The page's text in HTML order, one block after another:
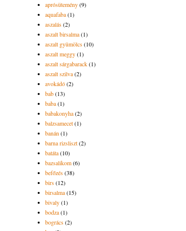
aprósütemény(9)
aquafaba(1)
aszalás(2)
aszalt birsalma(1)
aszalt gyümölcs(10)
aszalt meggy(1)
aszalt sárgabarack(1)
aszalt szilva(2)
avokádó(2)
bab(13)
baba(1)
babakonyha(2)
balzsamecet(1)
banán(1)
barna rizsliszt(2)
batáta(10)
bazsalikom(6)
befőzés(38)
birs(12)
birsalma(15)
bivaly(1)
bodza(1)
bogrács(2)